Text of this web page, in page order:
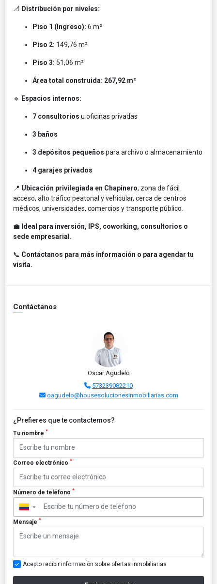
📐 Distribución por niveles:
Piso 1 (Ingreso): 6 m²
Piso 2: 149,76 m²
Piso 3: 51,06 m²
Área total construida: 267,92 m²
🔹 Espacios internos:
7 consultorios u oficinas privadas
3 baños
3 depósitos pequeños para archivo o almacenamiento
4 garajes privados
📍 Ubicación privilegiada en Chapinero, zona de fácil
acceso, alto tráfico peatonal y vehicular, cerca de centros
médicos, universidades, comercios y transporte público.
💼 Ideal para inversión, IPS, coworking, consultorios o
sede empresarial.
📞 Contáctanos para más información o para agendar tu
visita.
Contáctanos
Oscar Agudelo
573239082210
oagudelo@housesolucionesinmobiliarias.com
¿Prefieres que te contactemos?
Tu nombre *
Correo electrónico *
Número de teléfono *
▼
Mensaje *
Acepto recibir información sobre ofertas inmobiliarias